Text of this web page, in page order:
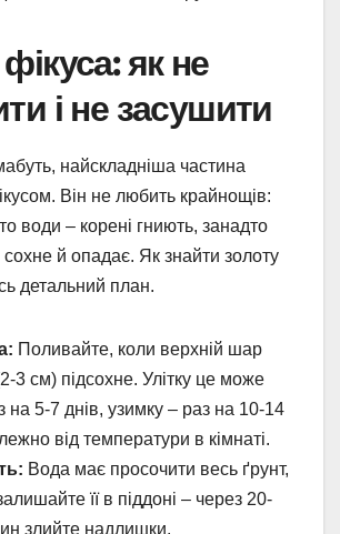
як не
і не засушити
найскладніша частина
Він не любить крайнощів:
води – корені гниють, занадто
й опадає. Як знайти золоту
детальний план.
Поливайте, коли верхній шар
3 см) підсохне. Улітку це може
на 5-7 днів, узимку – раз на 10-14
від температури в кімнаті.
Вода має просочити весь ґрунт,
її в піддоні – через 20-
злийте надлишки.